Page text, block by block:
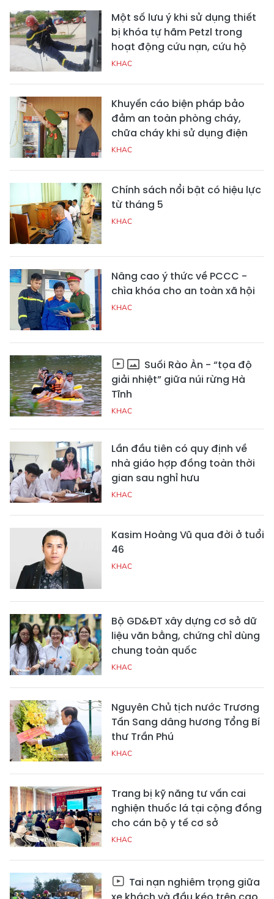
Một số lưu ý khi sử dụng thiết
bị khóa tự hãm Petzl trong
hoạt động cứu nạn, cứu hộ
KHAC
Khuyến cáo biện pháp bảo
đảm an toàn phòng cháy,
chữa cháy khi sử dụng điện
KHAC
Chính sách nổi bật có hiệu lực
từ tháng 5
KHAC
Nâng cao ý thức về PCCC -
chìa khóa cho an toàn xã hội
KHAC
Suối Rào Àn - “tọa độ
giải nhiệt” giữa núi rừng Hà
Tĩnh
KHAC
Lần đầu tiên có quy định về
nhà giáo hợp đồng toàn thời
gian sau nghỉ hưu
KHAC
Kasim Hoàng Vũ qua đời ở tuổi
46
KHAC
Bộ GD&ĐT xây dựng cơ sở dữ
liệu văn bằng, chứng chỉ dùng
chung toàn quốc
KHAC
Nguyên Chủ tịch nước Trương
Tấn Sang dâng hương Tổng Bí
thư Trần Phú
KHAC
Trang bị kỹ năng tư vấn cai
nghiện thuốc lá tại cộng đồng
cho cán bộ y tế cơ sở
KHAC
Tai nạn nghiêm trọng giữa